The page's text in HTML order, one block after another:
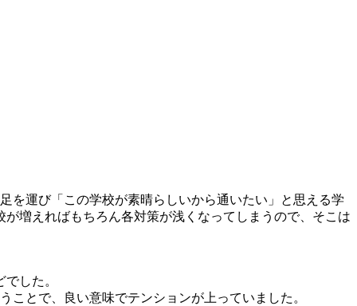
を運び「この学校が素晴らしいから通いたい」と思える学
増えればもちろん各対策が浅くなってしまうので、そこは
した。
とで、良い意味でテンションが上っていました。